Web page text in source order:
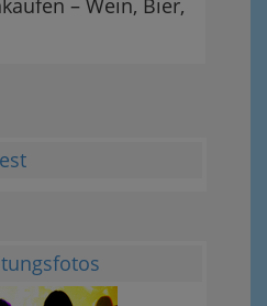
– Wein, Bier,